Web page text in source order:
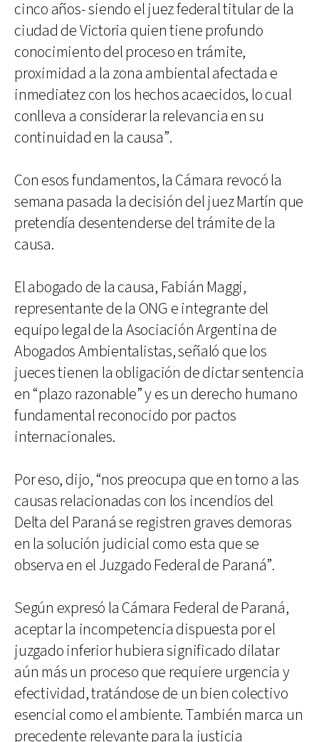
cinco años- siendo el juez federal titular de la
ciudad de Victoria quien tiene profundo
conocimiento del proceso en trámite,
proximidad a la zona ambiental afectada e
inmediatez con los hechos acaecidos, lo cual
conlleva a considerar la relevancia en su
continuidad en la causa”.
Con esos fundamentos, la Cámara revocó la
semana pasada la decisión del juez Martín que
pretendía desentenderse del trámite de la
causa.
El abogado de la causa, Fabián Maggi,
representante de la ONG e integrante del
equipo legal de la Asociación Argentina de
Abogados Ambientalistas, señaló que los
jueces tienen la obligación de dictar sentencia
en “plazo razonable” y es un derecho humano
fundamental reconocido por pactos
internacionales.
Por eso, dijo, “nos preocupa que en torno a las
causas relacionadas con los incendios del
Delta del Paraná se registren graves demoras
en la solución judicial como esta que se
observa en el Juzgado Federal de Paraná”.
Según expresó la Cámara Federal de Paraná,
aceptar la incompetencia dispuesta por el
juzgado inferior hubiera significado dilatar
aún más un proceso que requiere urgencia y
efectividad, tratándose de un bien colectivo
esencial como el ambiente. También marca un
precedente relevante para la justicia